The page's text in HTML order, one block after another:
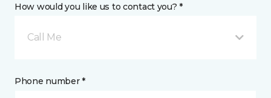
How would you like us to contact you? *
Call Me
Phone number *